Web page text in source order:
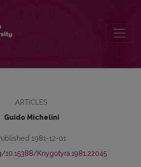
ARTICLES
Guido Michelini
1981-12-01
10.15388/Knygotyra.1981.22045